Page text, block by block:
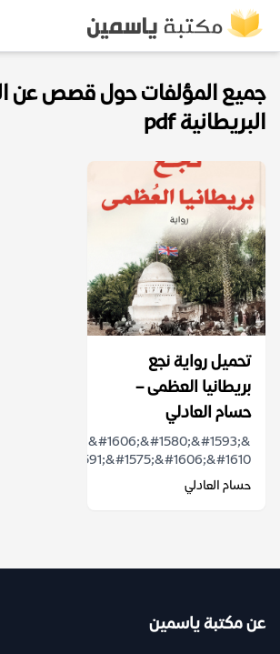
جميع المؤلفات حول قصص عن
البريطانية pdf
تحميل رواية نجع
بريطانيا العظمى –
حسام العادلي
&ldquo;&#1606;&#1580;&#1593;
حسام العادلي
عن مكتبة ياسمين